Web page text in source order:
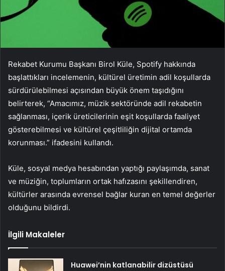
Rekabet Kurumu Başkanı Birol Küle, Spotify hakkında
başlattıkları incelemenin, kültürel üretimin adil koşullarda
sürdürülebilmesi açısından büyük önem taşıdığını
belirterek, “Amacımız, müzik sektöründe adil rekabetin
sağlanması, içerik üreticilerinin eşit koşullarda faaliyet
gösterebilmesi ve kültürel çeşitliliğin dijital ortamda
korunması.” ifadesini kullandı.
Küle, sosyal medya hesabından yaptığı paylaşımda, sanat
ve müziğin, toplumların ortak hafızasını şekillendiren,
kültürler arasında evrensel bağlar kuran en temel değerler
olduğunu bildirdi.
İlgili Makaleler
Huawei’nin katlanabilir dizüstüsü